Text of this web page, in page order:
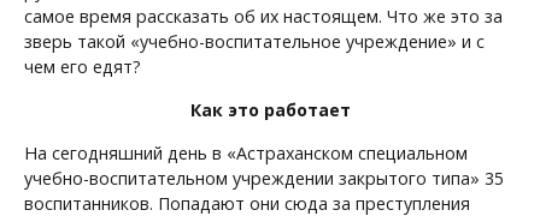
самое время рассказать об их настоящем. Что же это за
зверь такой «учебно-воспитательное учреждение» и с
чем его едят?
Как это работает
На сегодняшний день в «Астраханском специальном
учебно-воспитательном учреждении закрытого типа» 35
воспитанников. Попадают они сюда за преступления